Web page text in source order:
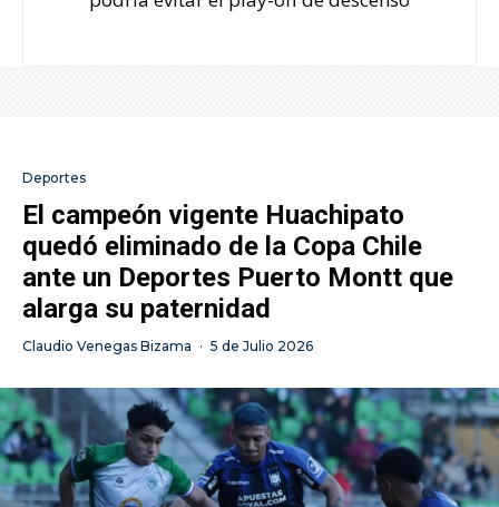
Deportes
El campeón vigente Huachipato
quedó eliminado de la Copa Chile
ante un Deportes Puerto Montt que
alarga su paternidad
Claudio Venegas Bizama · 5 de Julio 2026